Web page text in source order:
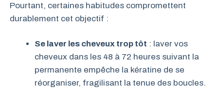
Pourtant, certaines habitudes compromettent
durablement cet objectif :
Se laver les cheveux trop tôt : laver vos
cheveux dans les 48 à 72 heures suivant la
permanente empêche la kératine de se
réorganiser, fragilisant la tenue des boucles.